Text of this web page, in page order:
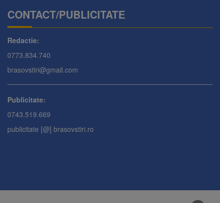
CONTACT/PUBLICITATE
Redactie:
0773.834.740
brasovstiri@gmail.com
Publicitate:
0743.519.669
publicitate [@] brasovstiri.ro